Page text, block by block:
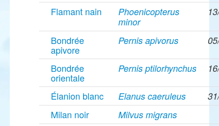
Flamant nain
Phoenicopterus
minor
Bondrée
apivore
Pernis apivorus
Bondrée
orientale
Pernis ptilorhynchus
Élanion blanc Elanus caeruleus
Milan noir Milvus migrans